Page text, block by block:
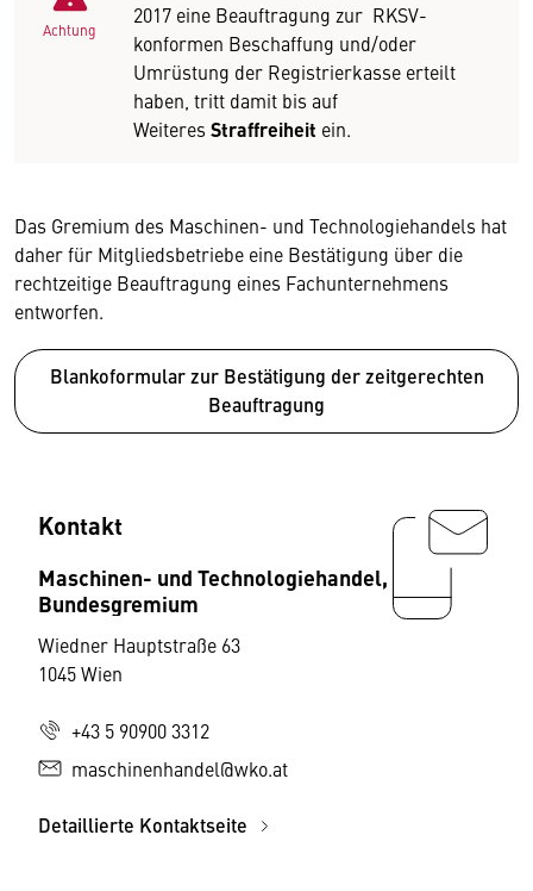
Achtung
2017 eine Beauftragung zur RKSV-
konformen Beschaffung und/oder
Umrüstung der Registrierkasse erteilt
haben, tritt damit bis auf
Weiteres Straffreiheit ein.
Das Gremium des Maschinen- und Technologiehandels hat
daher für Mitgliedsbetriebe eine Bestätigung über die
rechtzeitige Beauftragung eines Fachunternehmens
entworfen.
Blankoformular zur Bestätigung der zeitgerechten
Beauftragung
Kontakt
Maschinen- und Technologiehandel,
Bundesgremium
Wiedner Hauptstraße 63
1045 Wien
+43 5 90900 3312
maschinenhandel@wko.at
Detaillierte Kontaktseite